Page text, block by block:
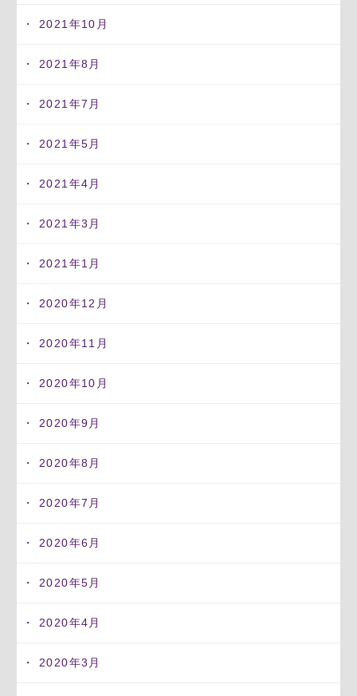
2021年10月
2021年8月
2021年7月
2021年5月
2021年4月
2021年3月
2021年1月
2020年12月
2020年11月
2020年10月
2020年9月
2020年8月
2020年7月
2020年6月
2020年5月
2020年4月
2020年3月